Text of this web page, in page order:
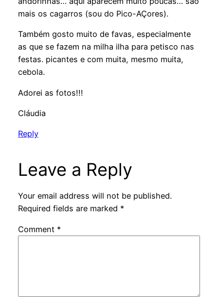
mais os cagarros (sou do Pico-AÇores).
Também gosto muito de favas, especialmente
as que se fazem na milha ilha para petisco nas
festas. picantes e com muita, mesmo muita,
cebola.
Adorei as fotos!!!
Cláudia
Reply
Leave a Reply
Your email address will not be published.
Required fields are marked *
Comment *